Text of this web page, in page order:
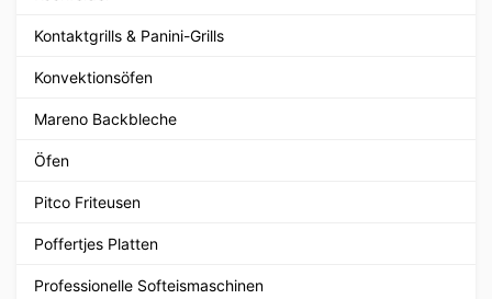
Kontaktgrills & Panini-Grills
Konvektionsöfen
Mareno Backbleche
Öfen
Pitco Friteusen
Poffertjes Platten
Professionelle Softeismaschinen